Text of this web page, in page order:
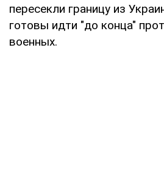
пересекли границу из
готовы идти "до конца"
военных.